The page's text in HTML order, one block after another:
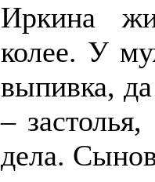
Иркина
колее. У
выпивка,
–
дела.